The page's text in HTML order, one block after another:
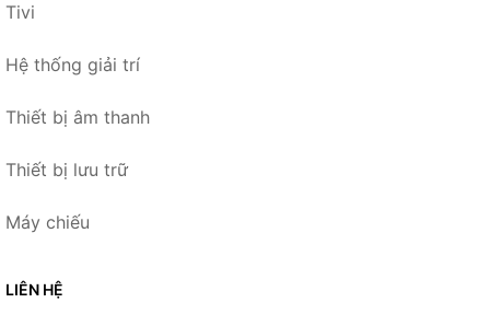
Tivi
Hệ thống giải trí
Thiết bị âm thanh
Thiết bị lưu trữ
Máy chiếu
LIÊN HỆ